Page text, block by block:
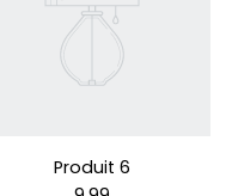
Produit 6